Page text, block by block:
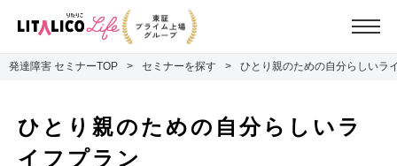
発達障害 セミナーTOP セミナーを探す ひとり親のための自分らしいラ
ひとり親のための自分らしいラ
イフプラン